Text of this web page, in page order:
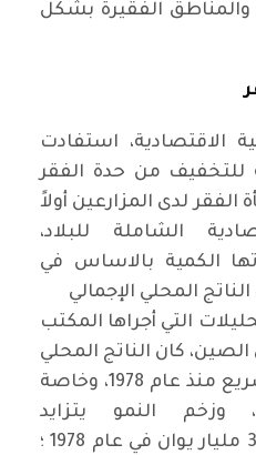
والمناطق الفقيرة بشكل
الاقتصادية، استفادت
للتخفيف من حدة الفقر
لدى المزارعين أولاً
الشاملة للبلاد،
الكمية بالاساس في
المحلي الإجمالي
التي أجراها المكتب
كان الناتج المحلي
الإجمالي في نمو سريع منذ عام 1978، وخاصة
وزخم النمو يتزايد
باستمرار:كان 367.87 مليار يوان في عام 1978 ؛